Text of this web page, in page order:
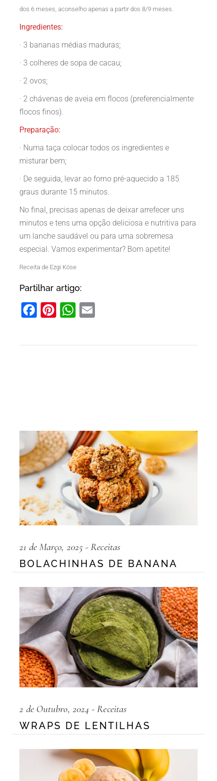
dos 6 meses, aconselho apenas a partir dos 8/9 meses.
Ingredientes:
· 3 bananas médias maduras;
· 3 colheres de sopa de cacau;
· 2 ovos;
· 2 chávenas de aveia em flocos (preferencialmente
flocos finos).
Preparação:
· Numa taça colocar todos os ingredientes e
misturar bem;
· De seguida, levar ao forno pré-aquecido a 185
graus durante 15 minutos.
No final, precisas apenas de deixar arrefecer uns
minutos e tens uma opção deliciosa e nutritiva para
um lanche saudável ou para uma sobremesa
especial. Vamos experimentar? Bom apetite!
Receita de Ezgi Köse
Partilhar artigo:
Facebook
Pinterest
WhatsApp
21 de Março, 2025 Receitas
BOLACHINHAS DE BANANA
2 de Outubro, 2024 Receitas
WRAPS DE LENTILHAS